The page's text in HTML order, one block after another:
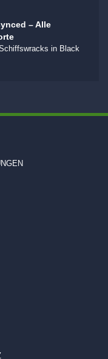
– Alle
in Black